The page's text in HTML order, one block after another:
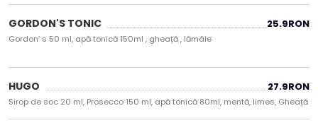
GORDON'S TONIC 25.9RON
Gordon’ s 50 ml, apă tonică 150ml , gheață , lămâie
HUGO 27.9RON
Sirop de soc 20 ml, Prosecco 150 ml, apă tonică 80ml, mentă, limes, Gheață